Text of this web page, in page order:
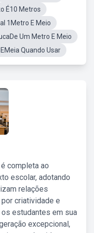
É10 Metros
1Metro E Meio
Um Metro E Meio
Quando Usar
completa ao
escolar, adotando
relações
criatividade e
estudantes em sua
excepcional,